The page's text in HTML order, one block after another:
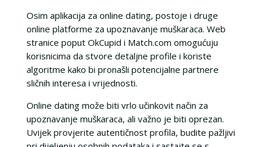
Osim aplikacija za online dating, postoje i druge
online platforme za upoznavanje muškaraca. Web
stranice poput OkCupid i Match.com omogućuju
korisnicima da stvore detaljne profile i koriste
algoritme kako bi pronašli potencijalne partnere
sličnih interesa i vrijednosti.
Online dating može biti vrlo učinkovit način za
upoznavanje muškaraca, ali važno je biti oprezan.
Uvijek provjerite autentičnost profila, budite pažljivi